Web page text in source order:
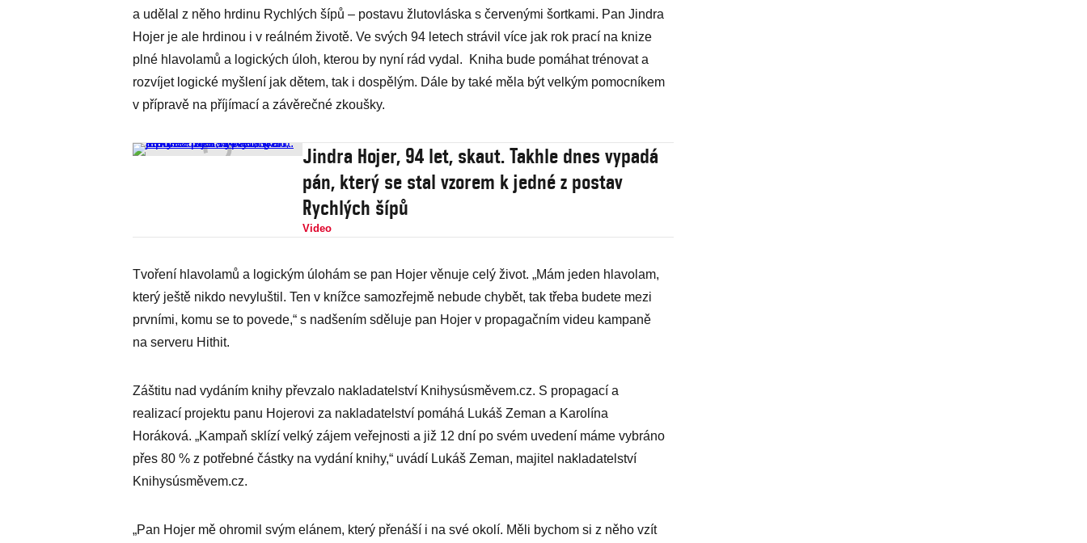
a udělal z něho hrdinu Rychlých šípů – postavu žlutovláska s červenými šortkami. Pan Jindra
Hojer je ale hrdinou i v reálném životě. Ve svých 94 letech strávil více jak rok prací na knize
plné hlavolamů a logických úloh, kterou by nyní rád vydal. Kniha bude pomáhat trénovat a
rozvíjet logické myšlení jak dětem, tak i dospělým. Dále by také měla být velkým pomocníkem
v přípravě na příjímací a závěrečné zkoušky.
Jindra Hojer, 94 let, skaut. Takhle dnes vypadá
pán, který se stal vzorem k jedné z postav
Rychlých šípů
Video
Tvoření hlavolamů a logickým úlohám se pan Hojer věnuje celý život. „Mám jeden hlavolam,
který ještě nikdo nevyluštil. Ten v knížce samozřejmě nebude chybět, tak třeba budete mezi
prvními, komu se to povede,“ s nadšením sděluje pan Hojer v propagačním videu kampaně
na serveru Hithit.
Záštitu nad vydáním knihy převzalo nakladatelství Knihysúsměvem.cz. S propagací a
realizací projektu panu Hojerovi za nakladatelství pomáhá Lukáš Zeman a Karolína
Horáková. „Kampaň sklízí velký zájem veřejnosti a již 12 dní po svém uvedení máme vybráno
přes 80 % z potřebné částky na vydání knihy,“ uvádí Lukáš Zeman, majitel nakladatelství
Knihysúsměvem.cz.
„Pan Hojer mě ohromil svým elánem, který přenáší i na své okolí. Měli bychom si z něho vzít